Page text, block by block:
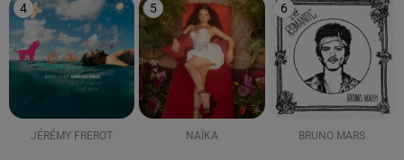
4
JÉRÉMY FREROT
5
NAÏKA
6
BRUNO MARS